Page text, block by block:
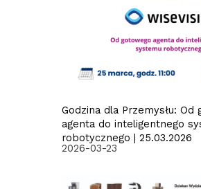
Godzina dla Przemysłu: Od
agenta do inteligentnego
robotycznego | 25.03.2026
2026-03-23